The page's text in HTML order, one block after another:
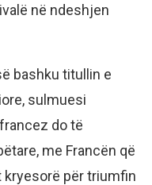
në ndeshjen
bashku titullin e
sulmuesi
do të
me Francën që
për triumfin